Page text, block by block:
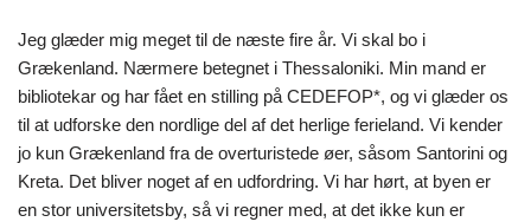
Jeg glæder mig meget til de næste fire år. Vi skal bo i
Grækenland. Nærmere betegnet i Thessaloniki. Min mand er
bibliotekar og har fået en stilling på CEDEFOP*, og vi glæder os
til at udforske den nordlige del af det herlige ferieland. Vi kender
jo kun Grækenland fra de overturistede øer, såsom Santorini og
Kreta. Det bliver noget af en udfordring. Vi har hørt, at byen er
en stor universitetsby, så vi regner med, at det ikke kun er